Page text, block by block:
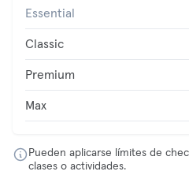
Essential
Classic
Premium
Max
Pueden aplicarse límites de
clases o actividades.